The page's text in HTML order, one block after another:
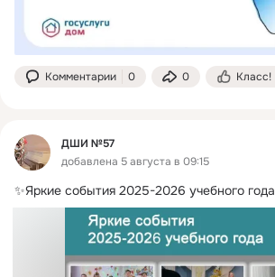
Комментарии 0 0 Класс!
ДШИ №57
добавлена 5 августа в 09:15
✨Яркие события 2025-2026 учебного года